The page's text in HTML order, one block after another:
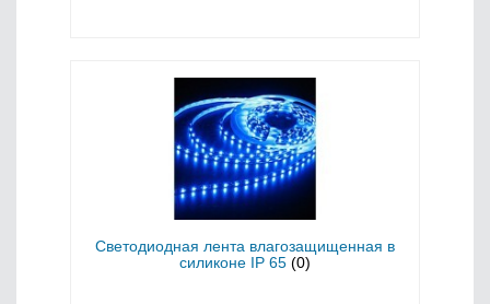
Светодиодная лента влагозащищенная в
силиконе IP 65 (0)